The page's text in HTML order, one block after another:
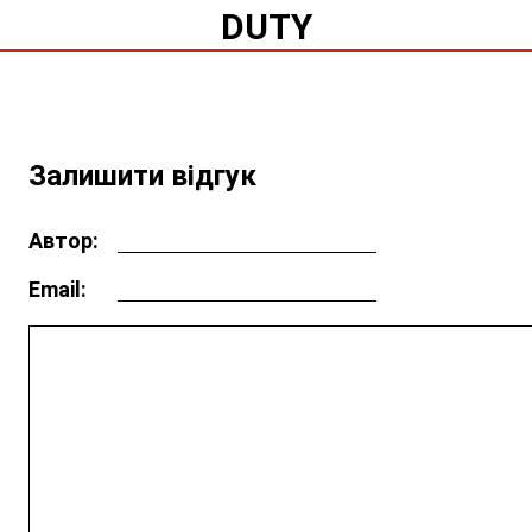
DUTY
Залишити відгук
Автор:
Email: